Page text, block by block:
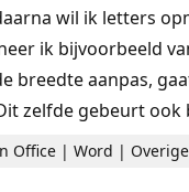
wil ik letters
ik bijvoorbeeld
breedte aanpas,
zelfde gebeurt
Office | Word |